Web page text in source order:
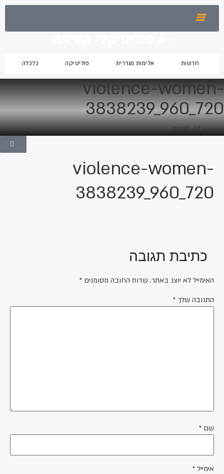
חדשות אלימות מגדרית פוליטיקה כלכלה
violence-women-
3838239_960_720
נובמבר 27, 2022
violence-women-
3838239_960_720
כתיבת תגובה
האימייל לא יוצג באתר. שדות החובה מסומנים *
התגובה שלך *
שם *
אימייל *